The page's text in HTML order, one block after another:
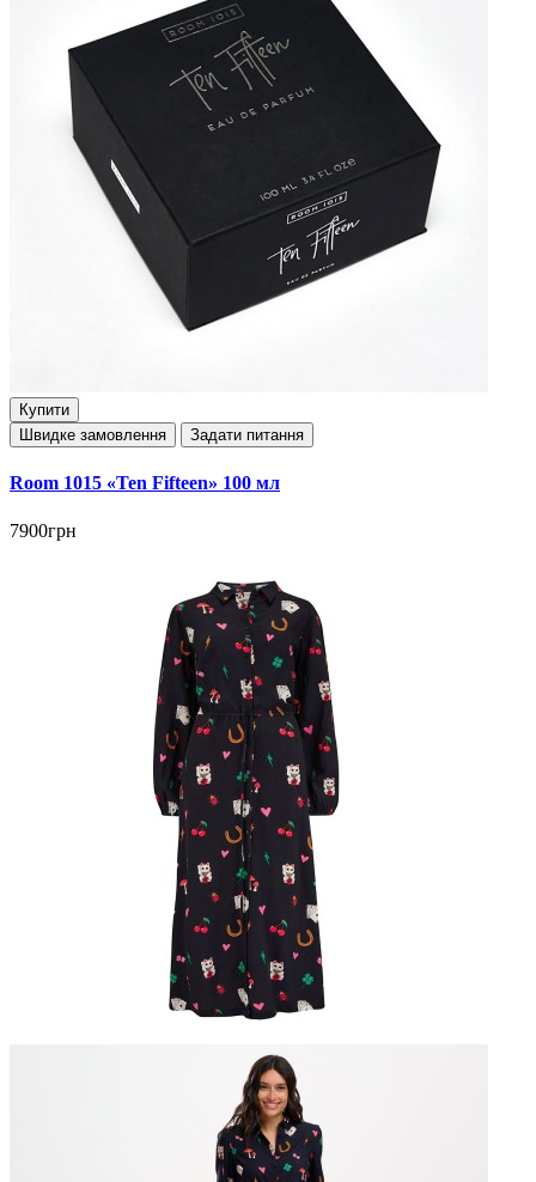
Купити
Швидке замовлення
Задати питання
Room 1015 «Ten Fifteen» 100 мл
7900грн